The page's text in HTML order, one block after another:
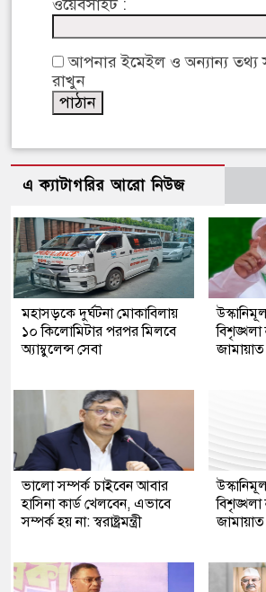
ওয়েবসাইট :
আপনার ইমেইল ও অন্যান্য তথ্য
রাখুন
এ ক্যাটাগরির আরো নিউজ
মহাসড়কে দুর্ঘটনা মোকাবিলায়
১০ কিলোমিটার পরপর মিলবে
অ্যাম্বুলেন্স সেবা
ভালো সম্পর্ক চাইবেন আবার
হাসিনা কার্ড খেলবেন, এভাবে
সম্পর্ক হয় না: স্বরাষ্ট্রমন্ত্রী